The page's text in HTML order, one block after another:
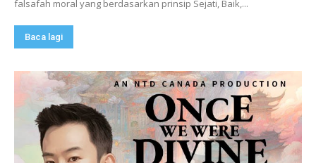
falsafah moral yang berdasarkan prinsip Sejati, Baik,...
Baca lagi